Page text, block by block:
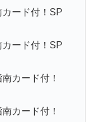
ード付！SP
ード付！SP
カード付！
カード付！